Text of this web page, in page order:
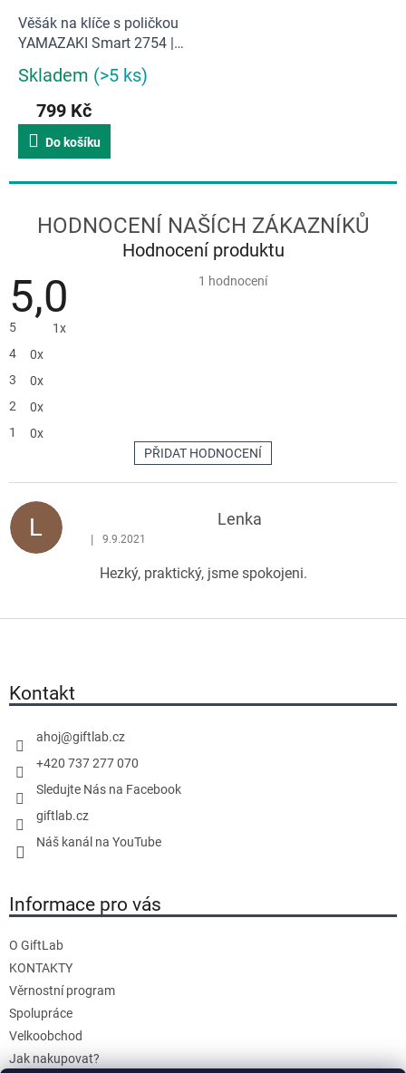
Věšák na klíče s poličkou
YAMAZAKI Smart 2754 |
Průměrné
produktu
je
4,3
z
5
Skladem (>5 ks)
799 Kč
Do košíku
Hodnocení produktu
5,0
Průměrné
1 hodnocení
5
1x
4
0x
3
0x
2
0x
1
0x
PŘIDAT HODNOCENÍ
p
i
d
c
e
L Lenka
Hodnocení produktu je 5 z 5 hvězdiček.
| 9.9.2021
Hezký, praktický, jsme spokojeni.
Kontakt
ahoj@giftlab.cz
+420 737 277 070
Sledujte Nás na Facebook
giftlab.cz
Náš kanál na YouTube
Informace pro vás
O GiftLab
KONTAKTY
Věrnostní program
Spolupráce
Velkoobchod
Jak nakupovat?